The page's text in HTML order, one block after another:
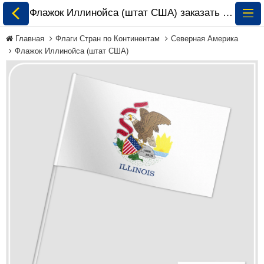
Все Флаги
Флаги Украины
Флаги Мира по
Континентам
Флаги на Заказ
Флаги Международных
Организаций
Флажок Иллинойса (штат США) заказать и купить 🏁 ePrapor.com.ua
Главная Флаги Стран по Континентам
Северная Америка
Флажок Иллинойса (штат США)